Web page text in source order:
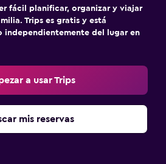
fácil planificar, organizar y viajar
Trips es gratis y está
independientemente del lugar en
a usar Trips
mis reservas